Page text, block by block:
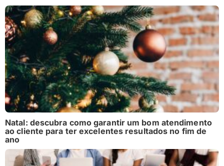
Natal: descubra como garantir um bom atendimento
ao cliente para ter excelentes resultados no fim de
ano